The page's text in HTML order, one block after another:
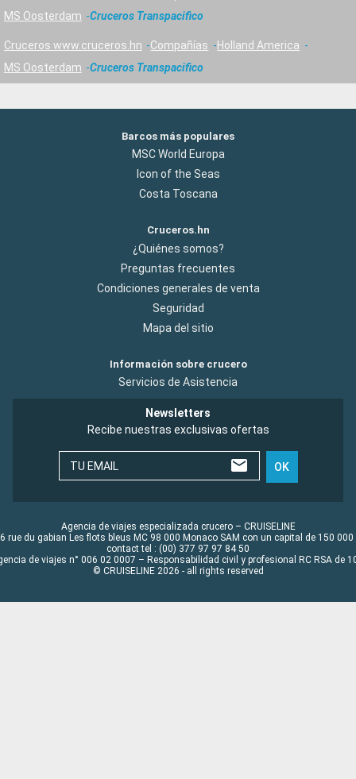
MS Oosterdam
Cruceros Transpacifico
Cruceros www.cruceros.hn Compañías
Holland America
MS Oosterdam
Cruceros Transpacifico
Barcos más populares
MSC World Europa
Icon of the Seas
Costa Toscana
Cruceros.hn
¿Quiénes somos?
Preguntas frecuentes
Condiciones generales de venta
Seguridad
Mapa del sitio
Información sobre crucero
Servicios de Asistencia
Newsletters
Recibe nuestras exclusivas ofertas
TU EMAIL OK
Agencia de viajes especializada crucero – CRUISELINE
rue du gabian Les flots bleus MC 98 000 Monaco SAM con un capital de 150 000
contact tel : (00) 377 97 97 84 50
de viajes n° 006 02 0007 – Responsabilidad civil y profesional RC RSA de
© CRUISELINE 2026 - all rights reserved